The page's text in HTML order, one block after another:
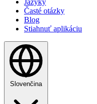
Jazyky
Časté otázky
Blog
Stiahnuť aplikáciu
Slovenčina